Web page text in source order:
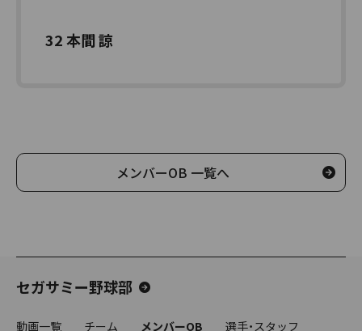
32 本間 諒
メンバーOB 一覧へ
セガサミー野球部
動画一覧 チーム メンバーOB
選手・スタッフ